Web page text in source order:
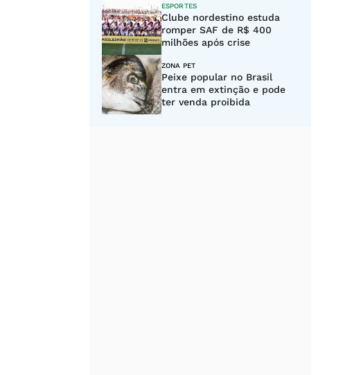
ESPORTES
Clube nordestino estuda
romper SAF de R$ 400
milhões após crise
ZONA PET
Peixe popular no Brasil
entra em extinção e pode
ter venda proibida